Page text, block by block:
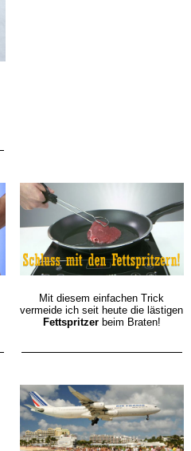
Mit diesem einfachen Trick
vermeide ich seit heute die lästigen
Fettspritzerbeim Braten!